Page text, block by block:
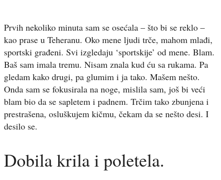
Prvih nekoliko minuta sam se osećala – što bi se reklo –
kao prase u Teheranu. Oko mene ljudi trče, mahom mlađi,
sportski građeni. Svi izgledaju ‘sportskije’ od mene. Blam.
Baš sam imala tremu. Nisam znala kud ću sa rukama. Pa
gledam kako drugi, pa glumim i ja tako. Mašem nešto.
Onda sam se fokusirala na noge, mislila sam, još bi veći
blam bio da se sapletem i padnem. Trčim tako zbunjena i
prestrašena, osluškujem kičmu, čekam da se nešto desi. I
desilo se.
Dobila krila i poletela.